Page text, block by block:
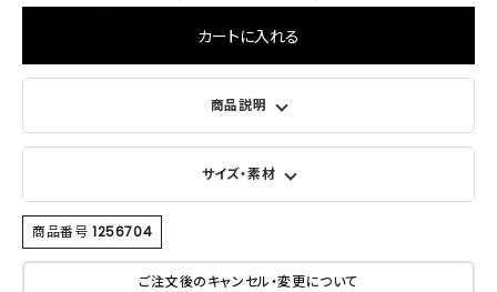
カートに入れる
商品説明
サイズ・素材
商品番号 1256704
ご注文後のキャンセル・変更について